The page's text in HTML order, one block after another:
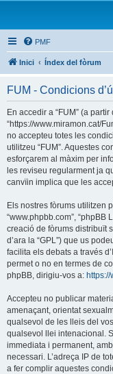
PMF
Inici Índex del fòrum
FUM - Condicions
En accedir a “FUM” (a partir
“https://www.miramon.cat/
no accepteu totes les
utilitzeu “FUM”. Aquestes
esforçarem al màxim per
les reviseu regularment ja
canvïin implica que les
Els nostres fòrums utilitzen
“www.phpbb.com”, “phpBB
creació de fòrums distribuït
d’ara la “GPL”) que us
facilita els debats a través
permet o no en termes de
phpBB, dirigiu-vos a:
Accepteu no publicar
amenaçant, orientat
qualsevol de les lleis del
qualsevol llei intenacional.
immediata i permanent,
necessari. L’adreça IP de
a fer complir aquestes